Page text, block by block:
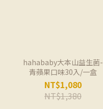
hahababy大本山益生菌-
青蘋果口味30入/一盒
NT$1,080
NT$1,380